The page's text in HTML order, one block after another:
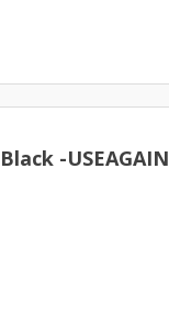
Brother TN-325 - Toner Remanufacturé Black -USEAGAIN